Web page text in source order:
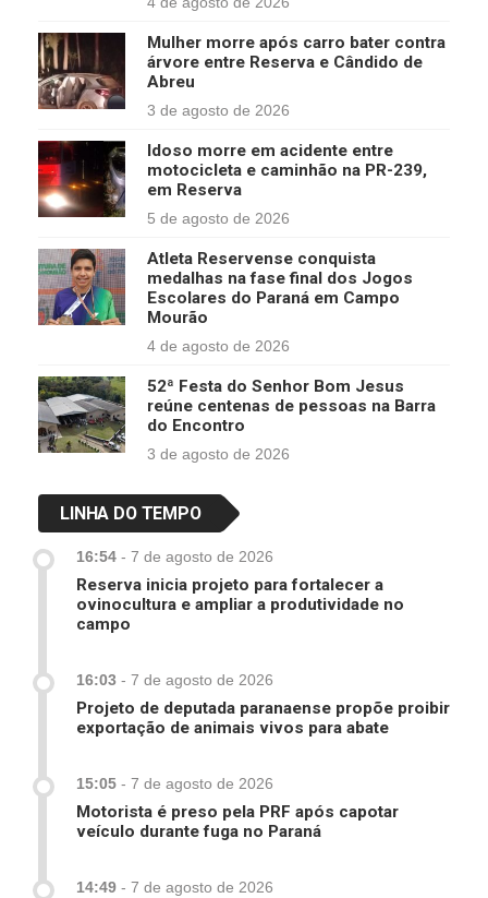
Mulher morre após carro bater contra
árvore entre Reserva e Cândido de
Abreu
3 de agosto de 2026
Idoso morre em acidente entre
motocicleta e caminhão na PR-239,
em Reserva
5 de agosto de 2026
Atleta Reservense conquista
medalhas na fase final dos Jogos
Escolares do Paraná em Campo
Mourão
4 de agosto de 2026
52ª Festa do Senhor Bom Jesus
reúne centenas de pessoas na Barra
do Encontro
3 de agosto de 2026
LINHA DO TEMPO
16:54 - 7 de agosto de 2026
Reserva inicia projeto para fortalecer a
ovinocultura e ampliar a produtividade no
campo
16:03 - 7 de agosto de 2026
Projeto de deputada paranaense propõe proibir
exportação de animais vivos para abate
15:05 - 7 de agosto de 2026
Motorista é preso pela PRF após capotar
veículo durante fuga no Paraná
14:49 - 7 de agosto de 2026